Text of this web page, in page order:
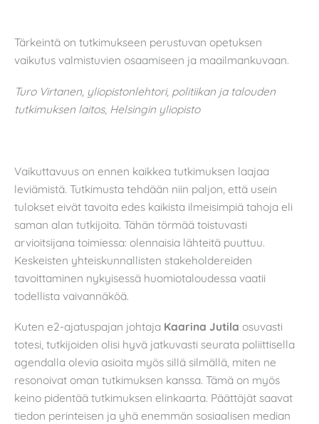
Tärkeintä on tutkimukseen perustuvan opetuksen
vaikutus valmistuvien osaamiseen ja maailmankuvaan.
Turo Virtanen, yliopistonlehtori, politiikan ja talouden
tutkimuksen laitos, Helsingin yliopisto
Vaikuttavuus on ennen kaikkea tutkimuksen laajaa
leviämistä. Tutkimusta tehdään niin paljon, että usein
tulokset eivät tavoita edes kaikista ilmeisimpiä tahoja eli
saman alan tutkijoita. Tähän törmää toistuvasti
arvioitsijana toimiessa: olennaisia lähteitä puuttuu.
Keskeisten yhteiskunnallisten stakeholdereiden
tavoittaminen nykyisessä huomiotaloudessa vaatii
todellista vaivannäköä.
Kuten e2-ajatuspajan johtaja Kaarina Jutila osuvasti
totesi, tutkijoiden olisi hyvä jatkuvasti seurata poliittisella
agendalla olevia asioita myös sillä silmällä, miten ne
resonoivat oman tutkimuksen kanssa. Tämä on myös
keino pidentää tutkimuksen elinkaarta. Päättäjät saavat
tiedon perinteisen ja yhä enemmän sosiaalisen median